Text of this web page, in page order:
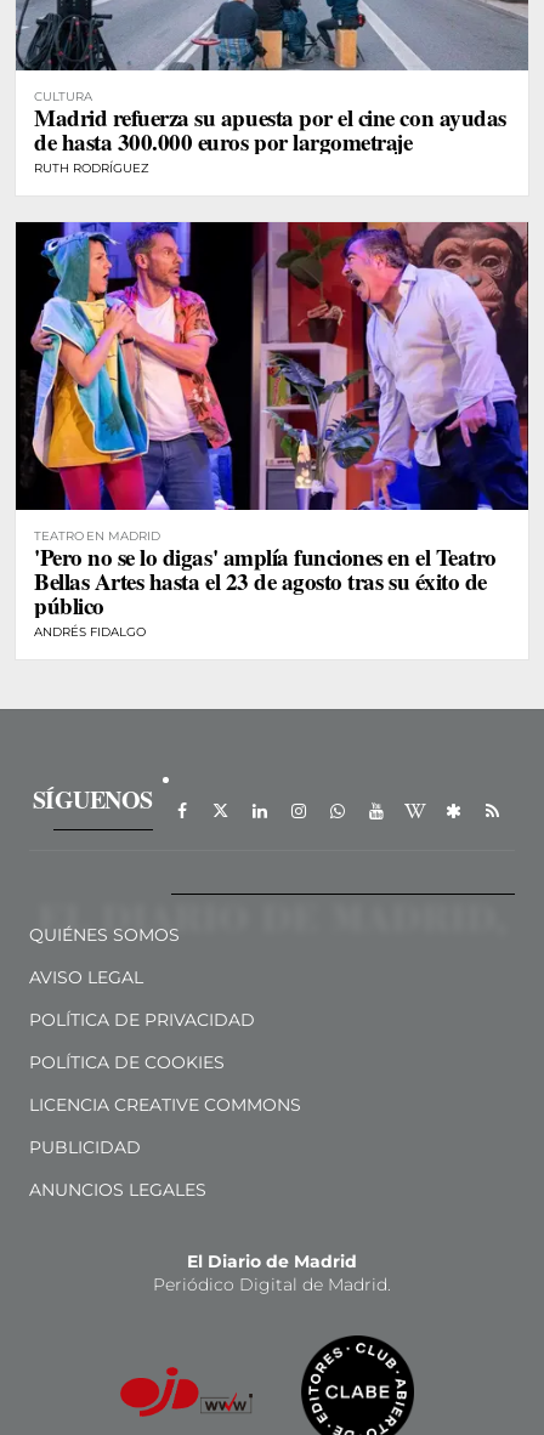
CULTURA
Madrid refuerza su apuesta por el cine con ayudas
de hasta 300.000 euros por largometraje
RUTH RODRÍGUEZ
TEATRO EN MADRID
'Pero no se lo digas' amplía funciones en el Teatro
Bellas Artes hasta el 23 de agosto tras su éxito de
público
ANDRÉS FIDALGO
SÍGUENOS
QUIÉNES SOMOS
AVISO LEGAL
POLÍTICA DE PRIVACIDAD
POLÍTICA DE COOKIES
LICENCIA CREATIVE COMMONS
PUBLICIDAD
ANUNCIOS LEGALES
El Diario de Madrid
Periódico Digital de Madrid.